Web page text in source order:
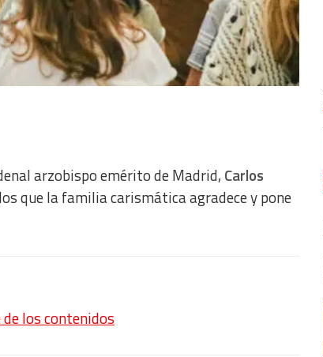
arzobispo emérito de Madrid, Carlos
que la familia carismática agradece y pone
los contenidos